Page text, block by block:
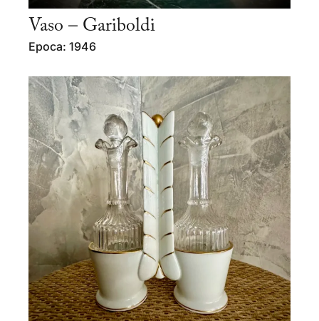
Vaso – Gariboldi
Epoca: 1946